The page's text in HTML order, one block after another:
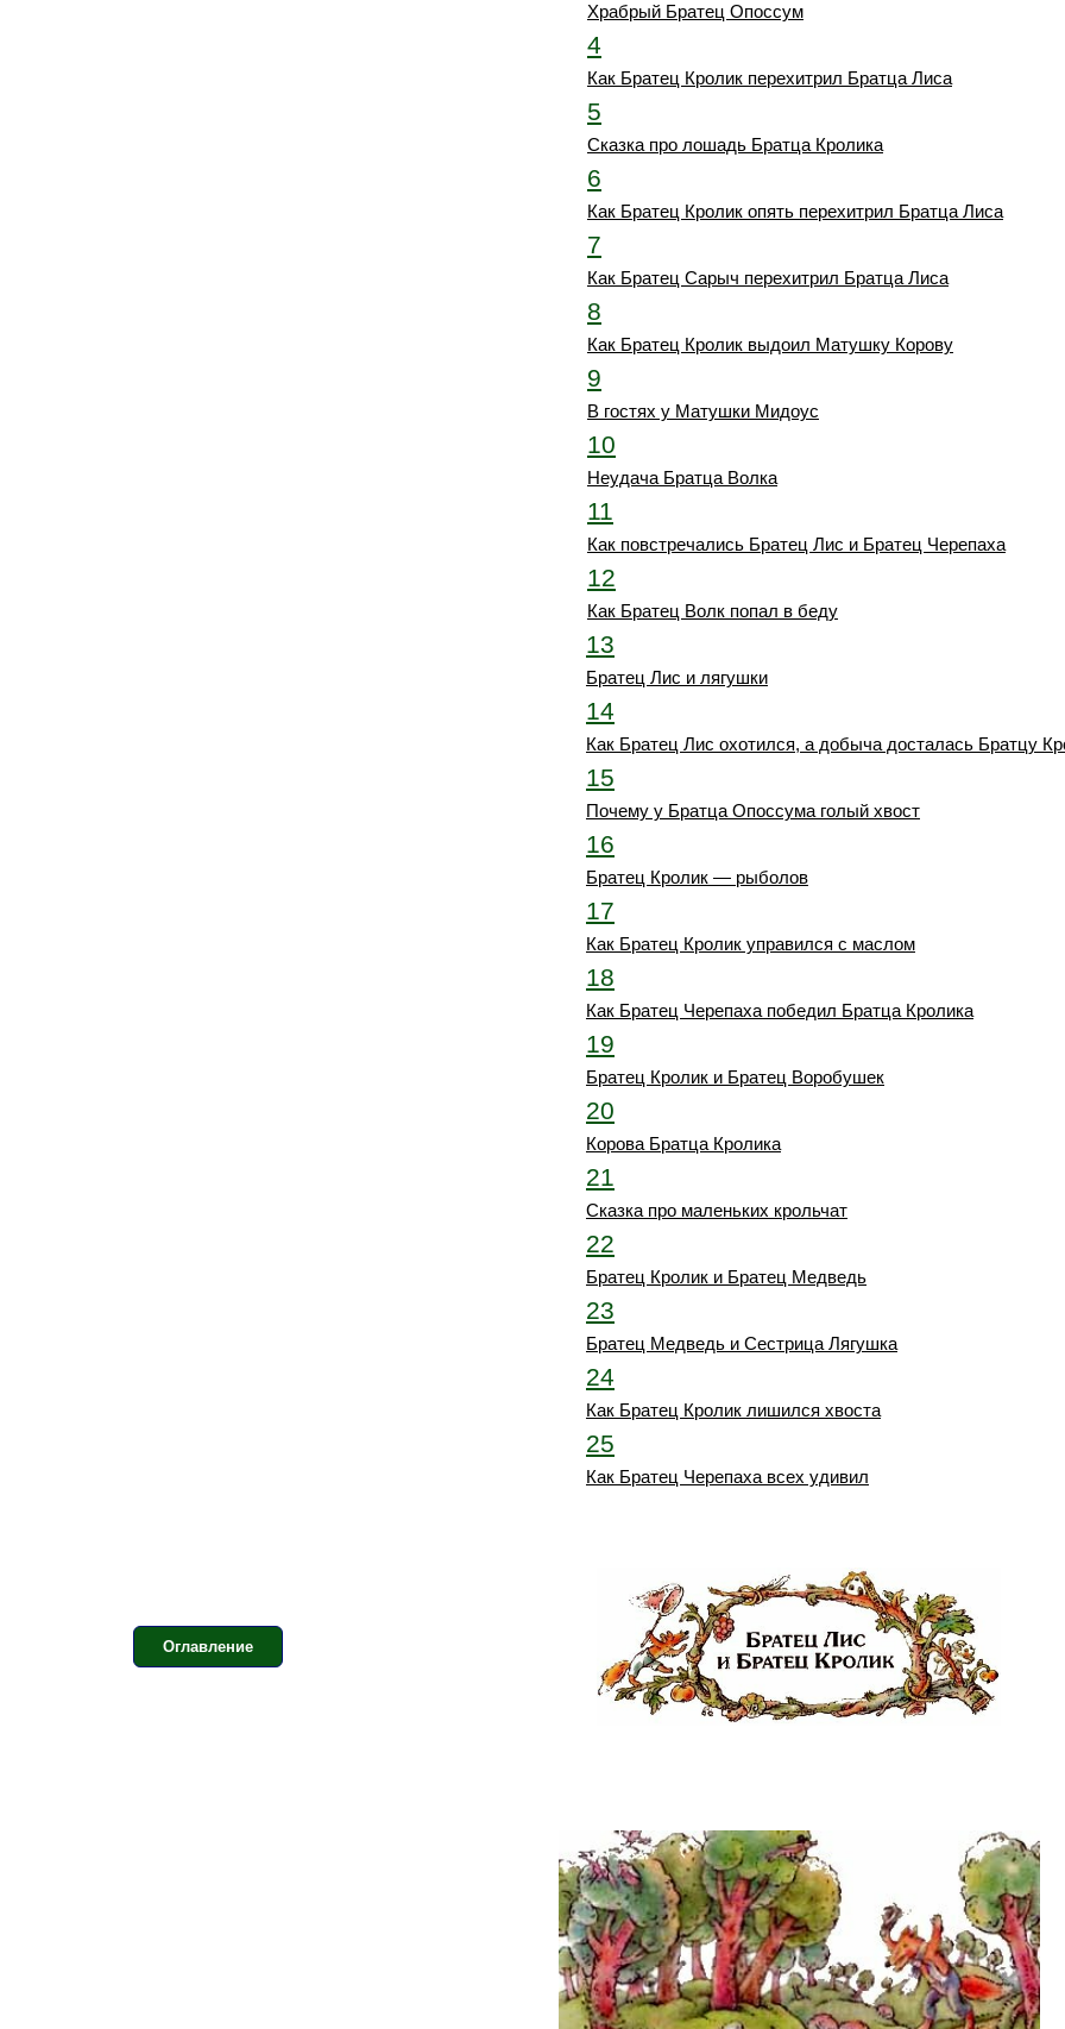
Храбрый Братец Опоссум
Как Братец Кролик перехитрил Братца Лиса
4
Сказка про лошадь Братца Кролика
5
Как Братец Кролик опять перехитрил Братца Лиса
6
Как Братец Сарыч перехитрил Братца Лиса
7
Как Братец Кролик выдоил Матушку Корову
8
В гостях у Матушки Мидоус
9
Неудача Братца Волка
10
Как повстречались Братец Лис и Братец Черепаха
11
Как Братец Волк попал в беду
12
Братец Лис и лягушки
13
Как Братец Лис охотился, а добыча досталась Братцу
14
Почему у Братца Опоссума голый хвост
15
Братец Кролик — рыболов
16
Как Братец Кролик управился с маслом
17
Как Братец Черепаха победил Братца Кролика
18
Братец Кролик и Братец Воробушек
19
Корова Братца Кролика
20
Сказка про маленьких крольчат
21
Братец Кролик и Братец Медведь
22
Братец Медведь и Сестрица Лягушка
23
Как Братец Кролик лишился хвоста
24
Как Братец Черепаха всех удивил
25
Оглавление